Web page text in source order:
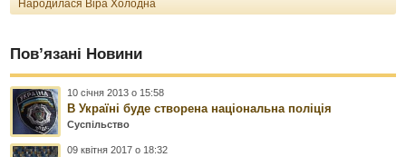
Народилася Віра Холодна
Пов’язані Новини
10 січня 2013 о 15:58
В Україні буде створена національна поліція
Суспільство
09 квітня 2017 о 18:32